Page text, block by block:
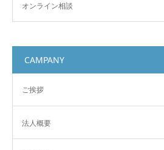
オンライン相談
CAMPANY
ご挨拶
法人概要